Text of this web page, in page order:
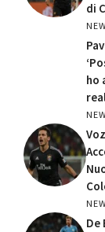
di
ho
De